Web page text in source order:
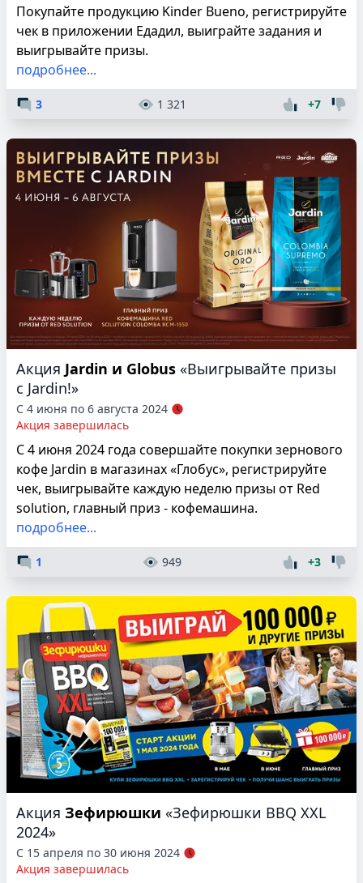
Покупайте продукцию Kinder Bueno, регистрируйте
чек в приложении Едадил, выиграйте задания и
выигрывайте призы.
подробнее...
3 1 321 +7
Акция Jardin и Globus «Выигрывайте призы
с Jardin!»
С 4 июня по 6 августа 2024
Акция завершилась
С 4 июня 2024 года совершайте покупки зернового
кофе Jardin в магазинах «Глобус», регистрируйте
чек, выигрывайте каждую неделю призы от Red
solution, главный приз - кофемашина.
подробнее...
1 949 +3
Акция Зефирюшки «Зефирюшки BBQ XXL
2024»
С 15 апреля по 30 июня 2024
Акция завершилась